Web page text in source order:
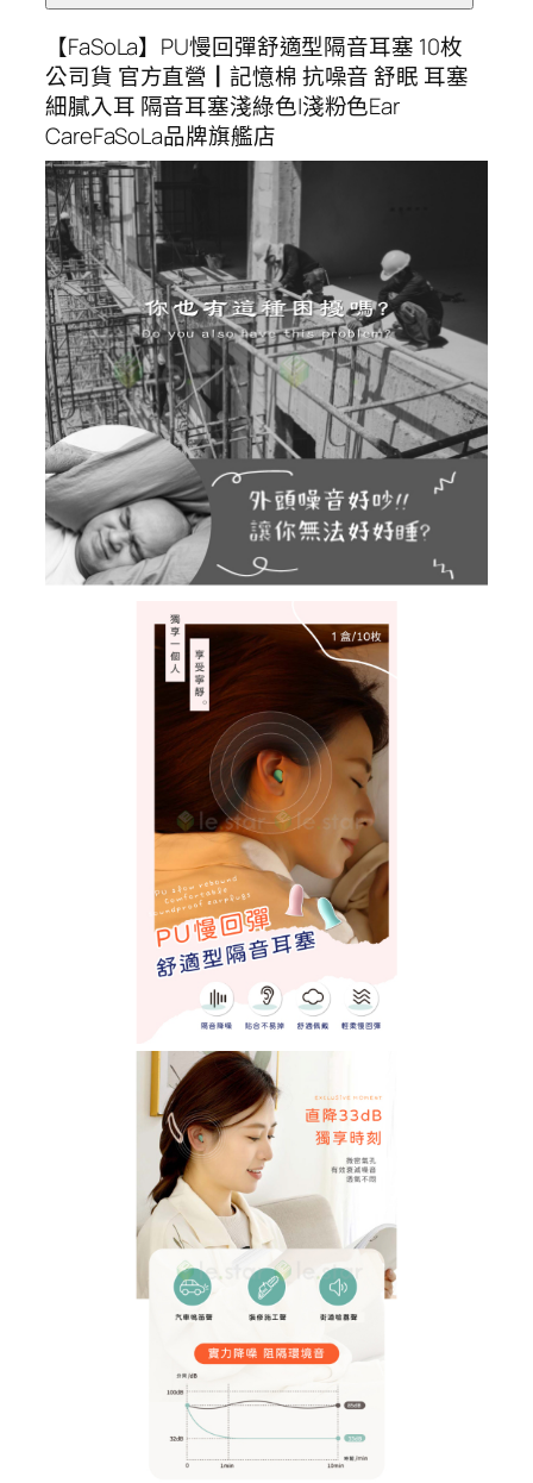
【FaSoLa】PU慢回彈舒適型隔音耳塞 10枚
公司貨 官方直營┃記憶棉 抗噪音 舒眠 耳塞
細膩入耳 隔音耳塞淺綠色|淺粉色Ear
CareFaSoLa品牌旗艦店